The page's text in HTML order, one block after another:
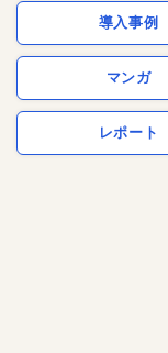
導入事例
マンガ
レポート